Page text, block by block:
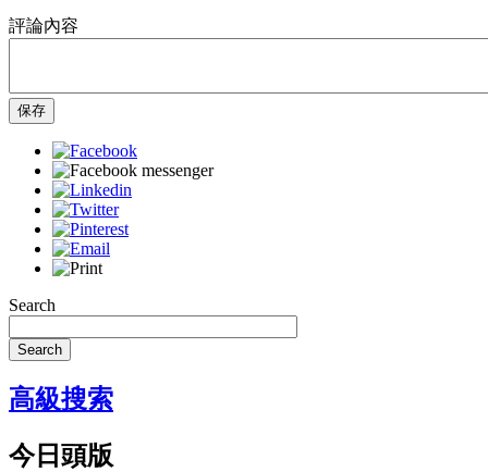
評論內容
保存
Search
Search
高級搜索
今日頭版